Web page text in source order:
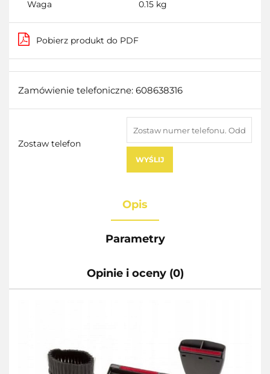
Waga 0.15 kg
Pobierz produkt do PDF
Zamówienie telefoniczne: 608638316
Zostaw telefon
WYŚLIJ
Opis
Parametry
Opinie i oceny (0)